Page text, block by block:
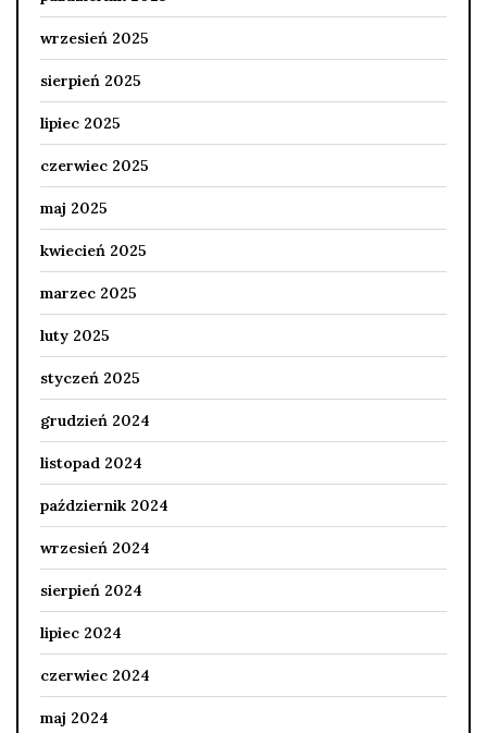
wrzesień 2025
sierpień 2025
lipiec 2025
czerwiec 2025
maj 2025
kwiecień 2025
marzec 2025
luty 2025
styczeń 2025
grudzień 2024
listopad 2024
październik 2024
wrzesień 2024
sierpień 2024
lipiec 2024
czerwiec 2024
maj 2024